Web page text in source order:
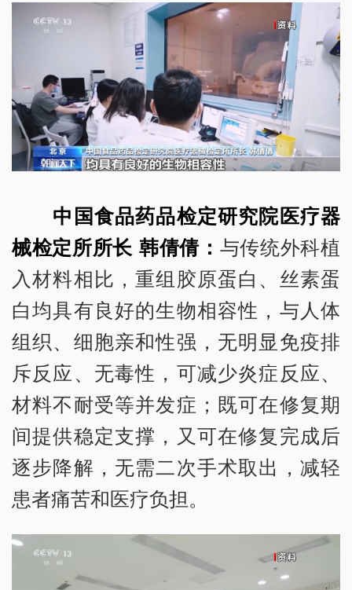
中国食品药品检定研究院医疗器
械检定所所长 韩倩倩： 与传统外科植
入材料相比，重组胶原蛋白、丝素蛋
白均具有良好的生物相容性，与人体
组织、细胞亲和性强，无明显免疫排
斥反应、无毒性，可减少炎症反应、
材料不耐受等并发症；既可在修复期
间提供稳定支撑，又可在修复完成后
逐步降解，无需二次手术取出，减轻
患者痛苦和医疗负担。